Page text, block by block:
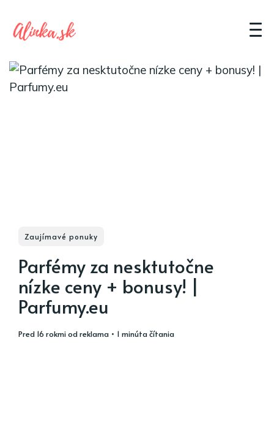
Zaujímavé ponuky
Parfémy za nesktutočne
nízke ceny + bonusy! |
Parfumy.eu
pred 16 rokmiodreklama • 1 minúta čítania